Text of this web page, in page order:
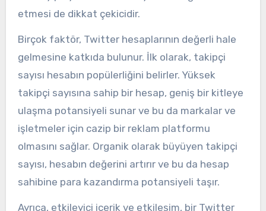
etmesi de dikkat çekicidir.
Birçok faktör, Twitter hesaplarının değerli hale
gelmesine katkıda bulunur. İlk olarak, takipçi
sayısı hesabın popülerliğini belirler. Yüksek
takipçi sayısına sahip bir hesap, geniş bir kitleye
ulaşma potansiyeli sunar ve bu da markalar ve
işletmeler için cazip bir reklam platformu
olmasını sağlar. Organik olarak büyüyen takipçi
sayısı, hesabın değerini artırır ve bu da hesap
sahibine para kazandırma potansiyeli taşır.
Ayrıca, etkileyici içerik ve etkileşim, bir Twitter